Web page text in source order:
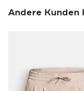
Andere Kunden